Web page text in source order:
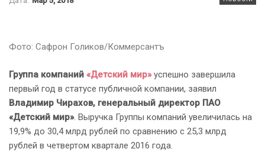
Фото: Сафрон Голиков/Коммерсантъ
Группа компаний «Детский мир»успешно завершила
первый год в статусе публичной компании, заявил
Владимир Чирахов, генеральный директор ПАО
«Детский мир». Выручка Группы компаний увеличилась на
19,9% до 30,4 млрд рублей по сравнению с 25,3 млрд
рублей в четвертом квартале 2016 года.